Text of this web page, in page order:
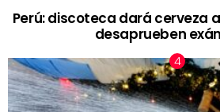
Perú: discoteca dará cerveza
desaprueben